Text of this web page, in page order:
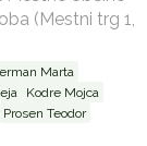
(Mestni trg 1,
Marta
Kodre Mojca
Prosen Teodor